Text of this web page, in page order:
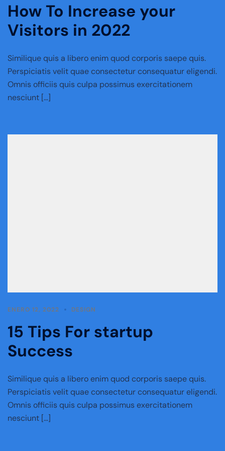
How To Increase your
Visitors in 2022
Similique quis a libero enim quod corporis saepe quis.
Perspiciatis velit quae consectetur consequatur eligendi.
Omnis officiis quis culpa possimus exercitationem
nesciunt […]
ENERO 12, 2022 DESIGN
15 Tips For startup
Success
Similique quis a libero enim quod corporis saepe quis.
Perspiciatis velit quae consectetur consequatur eligendi.
Omnis officiis quis culpa possimus exercitationem
nesciunt […]